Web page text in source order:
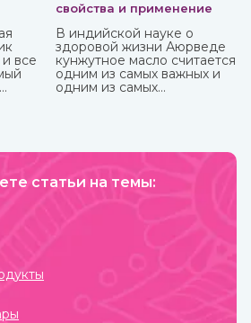
все
и
и в
по
свойства и применение
В индийской науке о
здоровой жизни Аюрведе
кунжутное масло считается
одним из самых важных и
одним из самых
применения.
статьи на темы: